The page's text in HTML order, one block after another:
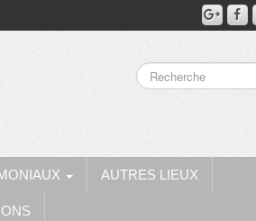
AUTRES LIEUX